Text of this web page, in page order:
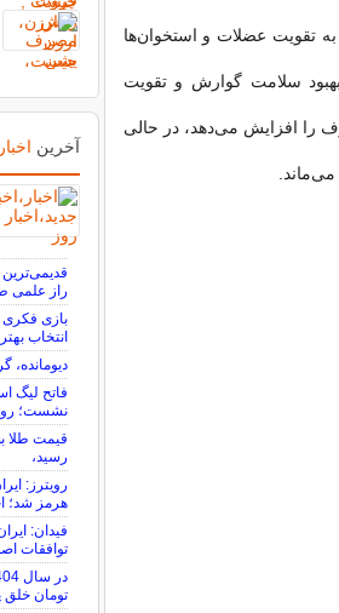
تقویت عضلات و استخوان‌ها
سلامت گوارش و تقویت
افزایش می‌دهد، در حالی
آخرین
راز علمی
بازی فکری
انتخاب
دیومانده،
فاتح لیگ
نشست؛
رسید،
رویترز:
هرمز شد؛
فیدان:
توافقات
تومان خلق